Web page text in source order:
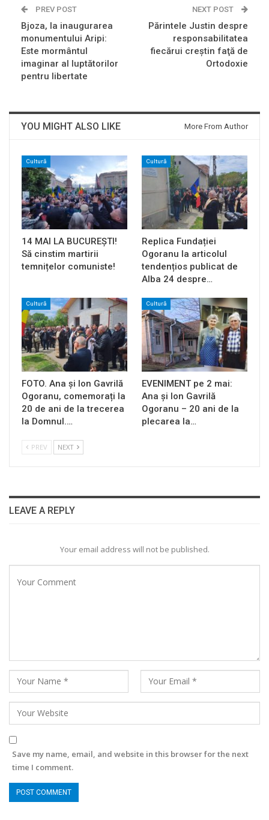
PREV POST
Bjoza, la inaugurarea
monumentului Aripi:
Este mormântul
imaginar al luptătorilor
pentru libertate
NEXT POST
Părintele Justin despre
responsabilitatea
fiecărui creştin faţă de
Ortodoxie
YOU MIGHT ALSO LIKE More From Author
Cultură
14 MAI LA BUCUREȘTI!
Să cinstim martirii
temnițelor comuniste!
Cultură
Replica Fundației
Ogoranu la articolul
tendențios publicat de
Alba 24 despre…
Cultură
FOTO. Ana și Ion Gavrilă
Ogoranu, comemorați la
20 de ani de la trecerea
la Domnul.…
Cultură
EVENIMENT pe 2 mai:
Ana și Ion Gavrilă
Ogoranu – 20 ani de la
plecarea la…
PREV NEXT
LEAVE A REPLY
Your email address will not be published.
Save my name, email, and website in this browser for the next
time I comment.